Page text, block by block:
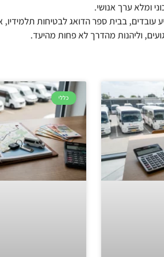
ומלא ערך אנושי.
עובדים, בבית ספר הדואג לבטיחות
וליהנות מהדרך לא פחות מהיעד.
כללי